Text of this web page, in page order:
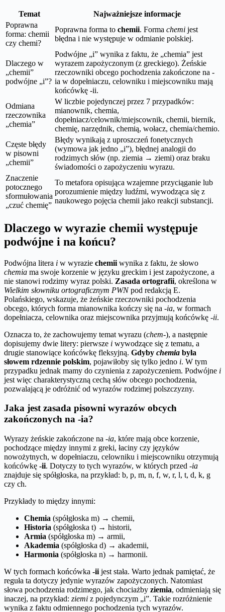
Temat
Najważniejsze informacje
Poprawna
forma: chemii
czy chemi?
Poprawna forma to chemii. Forma chemi jest
błędna i nie występuje w odmianie polskiej.
Dlaczego w
„chemii”
podwójne „i”?
Podwójne „i” wynika z faktu, że „chemia” jest
wyrazem zapożyczonym (z greckiego). Żeńskie
rzeczowniki obcego pochodzenia zakończone na -
ia w dopełniaczu, celowniku i miejscowniku mają
końcówkę -ii.
Odmiana
rzeczownika
„chemia”
W liczbie pojedynczej przez 7 przypadków:
mianownik, chemia,
dopełniacz/celownik/miejscownik, chemii, biernik,
chemię, narzędnik, chemią, wołacz, chemia/chemio.
Częste błędy
w pisowni
„chemii”
Błędy wynikają z uproszczeń fonetycznych
(wymowa jak jedno „i”), błędnej analogii do
rodzimych słów (np. ziemia → ziemi) oraz braku
świadomości o zapożyczeniu wyrazu.
Znaczenie
potocznego
sformułowania
„czuć chemię”
To metafora opisująca wzajemne przyciąganie lub
porozumienie między ludźmi, wywodząca się z
naukowego pojęcia chemii jako reakcji substancji.
Dlaczego w wyrazie chemii występuje
podwójne i na końcu?
Podwójna litera i w wyrazie chemii wynika z faktu, że słowo
chemia ma swoje korzenie w języku greckim i jest zapożyczone, a
nie stanowi rodzimy wyraz polski. Zasada ortografii, określona w
Wielkim słowniku ortograficznym PWNpod redakcją E.
Polańskiego, wskazuje, że żeńskie rzeczowniki pochodzenia
obcego, których forma mianownika kończy się na -ia, w formach
dopełniacza, celownika oraz miejscownika przyjmują końcówkę -ii.
Oznacza to, że zachowujemy temat wyrazu (chem-), a następnie
dopisujemy dwie litery: pierwsze i wywodzące się z tematu, a
drugie stanowiące końcówkę fleksyjną. Gdyby chemia była
słowem rdzennie polskim, pojawiłoby się tylko jedno i. W tym
przypadku jednak mamy do czynienia z zapożyczeniem. Podwójne i
jest więc charakterystyczną cechą słów obcego pochodzenia,
pozwalającą je odróżnić od wyrazów rodzimej polszczyzny.
Jaka jest zasada pisowni wyrazów obcych
zakończonych na -ia?
Wyrazy żeńskie zakończone na -ia, które mają obce korzenie,
pochodzące między innymi z greki, łaciny czy języków
nowożytnych, w dopełniaczu, celowniku i miejscowniku otrzymują
końcówkę -ii. Dotyczy to tych wyrazów, w których przed -ia
znajduje się spółgłoska, na przykład: b, p, m, n, f, w, r, l, t, d, k, g
czy ch.
Przykłady to między innymi:
Chemia (spółgłoska m) → chemii,
Historia (spółgłoska t) → historii,
Armia (spółgłoska m) → armii,
Akademia (spółgłoska d) → akademii,
Harmonia (spółgłoska n) → harmonii.
W tych formach końcówka -ii jest stała. Warto jednak pamiętać, że
reguła ta dotyczy jedynie wyrazów zapożyczonych. Natomiast
słowa pochodzenia rodzimego, jak chociażby ziemia, odmieniają się
inaczej, na przykład: ziemi z pojedynczym „i”. Takie rozróżnienie
wynika z faktu odmiennego pochodzenia tych wyrazów.